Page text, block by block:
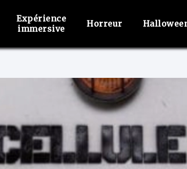
Expérience
immersive
Horreur